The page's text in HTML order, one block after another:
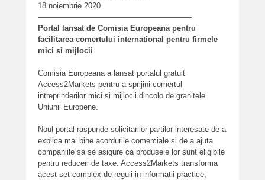
18 noiembrie 2020
————————————————————
Portal lansat de Comisia Europeana pentru
facilitarea comertului international pentru firmele
mici si mijlocii
Comisia Europeana a lansat portalul gratuit
Access2Markets pentru a sprijini comertul
intreprinderilor mici si mijlocii dincolo de granitele
Uniunii Europene.
Noul portal raspunde solicitarilor partilor interesate de a
explica mai bine acordurile comerciale si de a ajuta
companiile sa se asigure ca produsele lor sunt eligibile
pentru reduceri de taxe. Access2Markets transforma
acest set complex de reguli in informatii practice,